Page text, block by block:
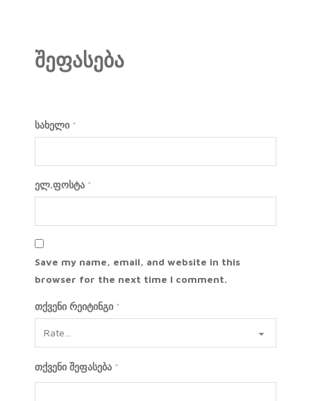
შეფასება
სახელი *
ელ.ფოსტა *
Save my name, email, and website in this
browser for the next time I comment.
თქვენი რეიტინგი *
თქვენი შეფასება *